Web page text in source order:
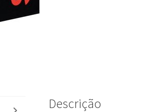
Descrição